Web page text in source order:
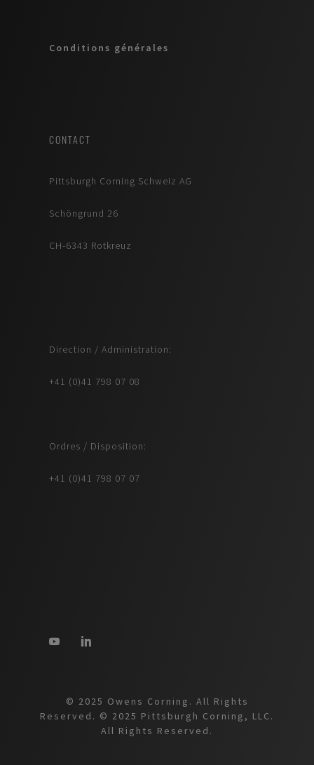
Conditions générales
CONTACT
Pittsburgh Corning Schweiz AG
Schöngrund 26
CH-6343 Rotkreuz
Direction / Administration:
+41 (0)41 798 07 08
Ordres / Disposition:
+41 (0)41 798 07 07
© 2025 Owens Corning. All Rights
Reserved. © 2025 Pittsburgh Corning, LLC.
All Rights Reserved.